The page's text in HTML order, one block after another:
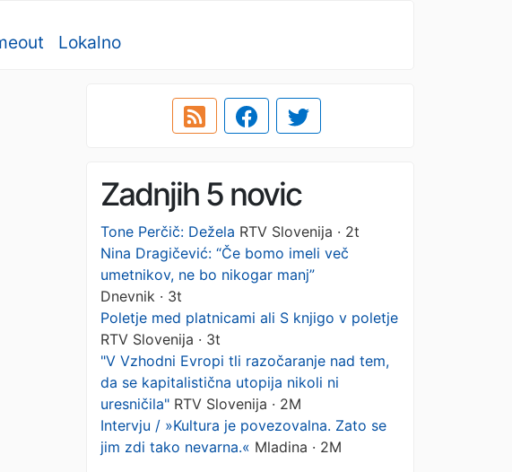
Lokalno
Zadnjih 5 novic
Tone Perčič: Dežela RTV Slovenija · 2t
Nina Dragičević: “Če bomo imeli več
umetnikov, ne bo nikogar manj”
Dnevnik · 3t
Poletje med platnicami ali S knjigo v poletje
RTV Slovenija · 3t
"V Vzhodni Evropi tli razočaranje nad tem,
da se kapitalistična utopija nikoli ni
uresničila" RTV Slovenija · 2M
Intervju / »Kultura je povezovalna. Zato se
jim zdi tako nevarna.« Mladina · 2M